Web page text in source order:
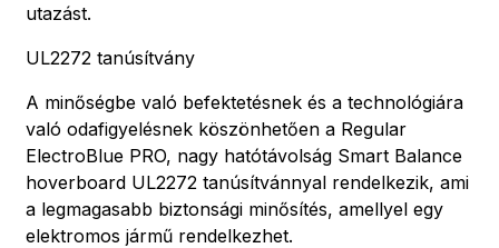
utazást.
UL2272 tanúsítvány
A minőségbe való befektetésnek és a technológiára
való odafigyelésnek köszönhetően a Regular
ElectroBlue PRO, nagy hatótávolság Smart Balance
hoverboard UL2272 tanúsítvánnyal rendelkezik, ami
a legmagasabb biztonsági minősítés, amellyel egy
elektromos jármű rendelkezhet.